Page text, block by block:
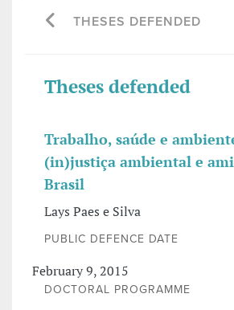
THESES DEFENDED
Theses defended
Trabalho, saúde e
(in)justiça ambiental e
Brasil
Lays Paes e Silva
PUBLIC DEFENCE DATE
February 9, 2015
DOCTORAL PROGRAMME